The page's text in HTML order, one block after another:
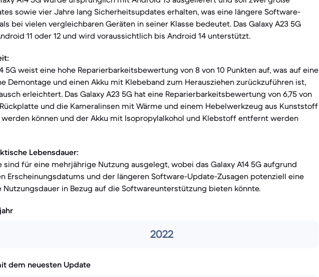
sowie vier Jahre lang Sicherheitsupdates erhalten, was eine längere Software-
bei vielen vergleichbaren Geräten in seiner Klasse bedeutet. Das Galaxy A23 5G
11 oder 12 und wird voraussichtlich bis Android 14 unterstützt.
5G weist eine hohe Reparierbarkeitsbewertung von 8 von 10 Punkten auf, was auf eine
Demontage und einen Akku mit Klebeband zum Herausziehen zurückzuführen ist,
erleichtert. Das Galaxy A23 5G hat eine Reparierbarkeitsbewertung von 6,75 von
und die Kameralinsen mit Wärme und einem Hebelwerkzeug aus Kunststoff
können und der Akku mit Isopropylalkohol und Klebstoff entfernt werden
Lebensdauer:
sind für eine mehrjährige Nutzung ausgelegt, wobei das Galaxy A14 5G aufgrund
Erscheinungsdatums und der längeren Software-Update-Zusagen potenziell eine
Nutzungsdauer in Bezug auf die Softwareunterstützung bieten könnte.
2022
dem neuesten Update